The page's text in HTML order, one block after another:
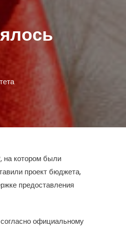
на котором были
проект бюджета,
предоставления
официальному